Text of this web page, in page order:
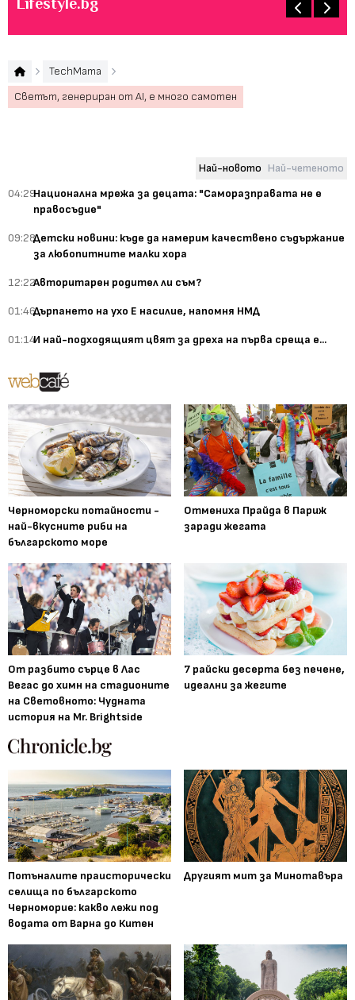
Lifestyle.bg
TechMama
Светът, генериран от AI, e много самотен
Най-новото Най-четеното
04:29Национална мрежа за децата: "Саморазправата не е
правосъдие"
09:28Детски новини: къде да намерим качествено съдържание
за любопитните малки хора
12:22Авторитарен родител ли съм?
01:46Дърпането на ухо Е насилие, напомня НМД
01:14И най-подходящият цвят за дреха на първа среща е...
Черноморски потайности -
най-вкусните риби на
българското море
Отмениха Прайда в Париж
заради жегата
От разбито сърце в Лас
Вегас до химн на стадионите
на Световното: Чудната
история на Mr. Brightside
7 райски десерта без печене,
идеални за жегите
Потъналите праисторически
селища по българското
Черноморие: какво лежи под
водата от Варна до Китен
Другият мит за Минотавъра